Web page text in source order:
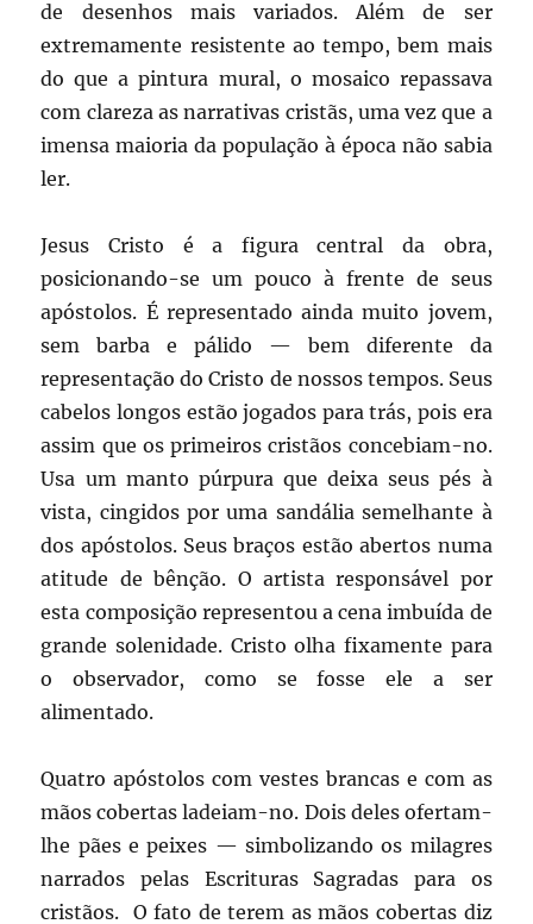
de desenhos mais variados. Além de ser
extremamente resistente ao tempo, bem mais
do que a pintura mural, o mosaico repassava
com clareza as narrativas cristãs, uma vez que a
imensa maioria da população à época não sabia
ler.
Jesus Cristo é a figura central da obra,
posicionando-se um pouco à frente de seus
apóstolos. É representado ainda muito jovem,
sem barba e pálido — bem diferente da
representação do Cristo de nossos tempos. Seus
cabelos longos estão jogados para trás, pois era
assim que os primeiros cristãos concebiam-no.
Usa um manto púrpura que deixa seus pés à
vista, cingidos por uma sandália semelhante à
dos apóstolos. Seus braços estão abertos numa
atitude de bênção. O artista responsável por
esta composição representou a cena imbuída de
grande solenidade. Cristo olha fixamente para
o observador, como se fosse ele a ser
alimentado.
Quatro apóstolos com vestes brancas e com as
mãos cobertas ladeiam-no. Dois deles ofertam-
lhe pães e peixes — simbolizando os milagres
narrados pelas Escrituras Sagradas para os
cristãos. O fato de terem as mãos cobertas diz